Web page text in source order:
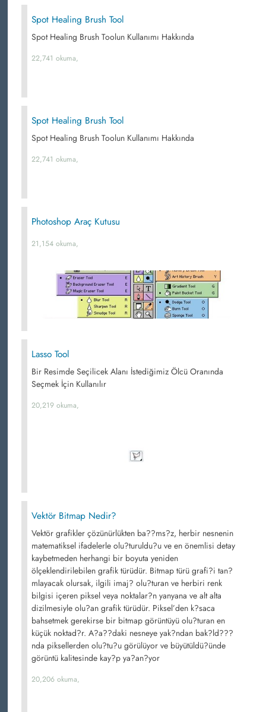
Spot Healing Brush Tool
Spot Healing Brush Toolun Kullanımı Hakkında
22,741 okuma,
Spot Healing Brush Tool
Spot Healing Brush Toolun Kullanımı Hakkında
22,741 okuma,
Photoshop Araç Kutusu
21,154 okuma,
Lasso Tool
Bir Resimde Seçilicek Alanı İstediğimiz Ölcü Oranında
Seçmek İçin Kullanılır
20,219 okuma,
Vektör Bitmap Nedir?
Vektör grafikler çözünürlükten ba??ms?z, herbir nesnenin
matematiksel ifadelerle olu?turuldu?u ve en önemlisi detay
kaybetmeden herhangi bir boyuta yeniden
ölçeklendirilebilen grafik türüdür. Bitmap türü grafi?i tan?
mlayacak olursak, ilgili imaj? olu?turan ve herbiri renk
bilgisi içeren piksel veya noktalar?n yanyana ve alt alta
dizilmesiyle olu?an grafik türüdür. Piksel’den k?saca
bahsetmek gerekirse bir bitmap görüntüyü olu?turan en
küçük noktad?r. A?a??daki nesneye yak?ndan bak?ld???
nda piksellerden olu?tu?u görülüyor ve büyütüldü?ünde
görüntü kalitesinde kay?p ya?an?yor
20,206 okuma,